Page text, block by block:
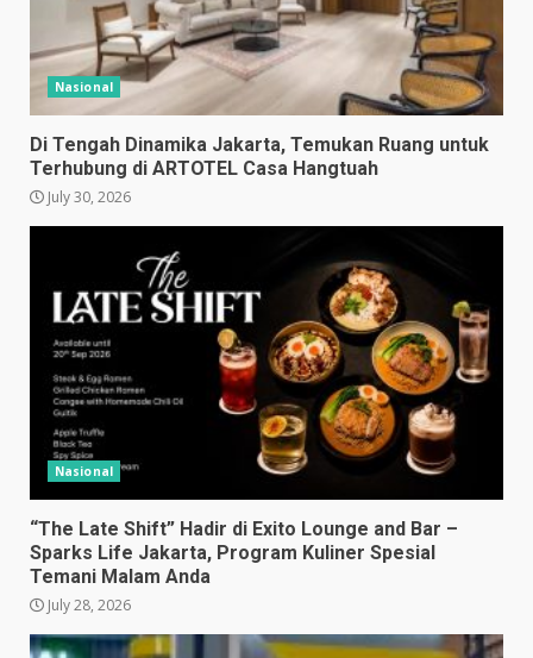
Nasional
Di Tengah Dinamika Jakarta, Temukan Ruang untuk
Terhubung di ARTOTEL Casa Hangtuah
July 30, 2026
Nasional
“The Late Shift” Hadir di Exito Lounge and Bar –
Sparks Life Jakarta, Program Kuliner Spesial
Temani Malam Anda
July 28, 2026